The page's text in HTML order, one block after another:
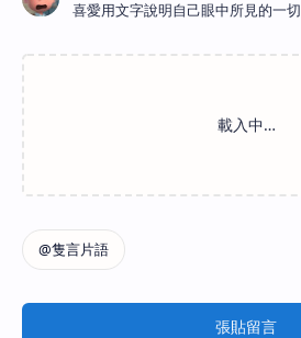
喜愛用文字說明自己眼中所見的一切
張貼留言